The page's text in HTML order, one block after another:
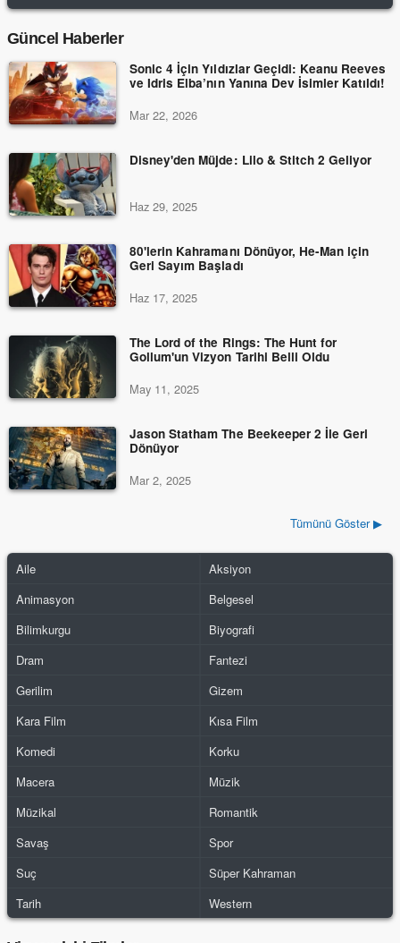
Güncel Haberler
Sonic 4 İçin Yıldızlar Geçidi: Keanu Reeves
ve Idris Elba’nın Yanına Dev İsimler Katıldı!
Mar 22, 2026
Disney'den Müjde: Lilo & Stitch 2 Geliyor
Haz 29, 2025
80'lerin Kahramanı Dönüyor, He-Man için
Geri Sayım Başladı
Haz 17, 2025
The Lord of the Rings: The Hunt for
Gollum'un Vizyon Tarihi Belli Oldu
May 11, 2025
Jason Statham The Beekeeper 2 İle Geri
Dönüyor
Mar 2, 2025
Tümünü Göster ▶
Aile
Aksiyon
Animasyon
Belgesel
Bilimkurgu
Biyografi
Dram
Fantezi
Gerilim
Gizem
Kara Film
Kısa Film
Komedi
Korku
Macera
Müzik
Müzikal
Romantik
Savaş
Spor
Suç
Süper Kahraman
Tarih
Western